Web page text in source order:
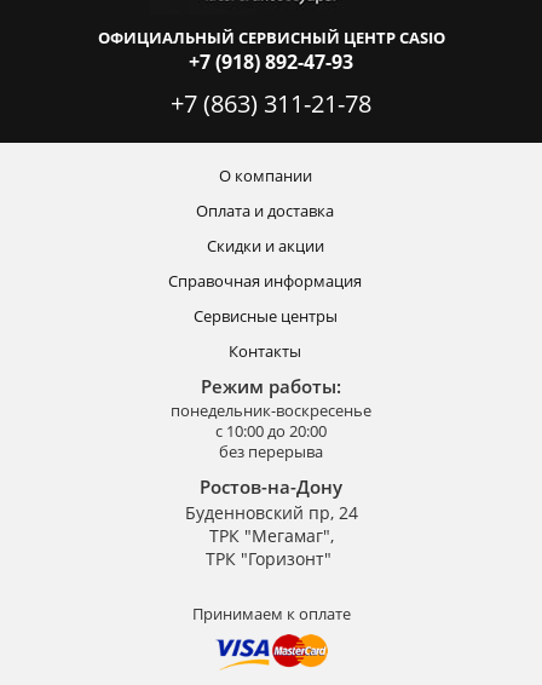
ОФИЦИАЛЬНЫЙ СЕРВИСНЫЙ ЦЕНТР CASIO
+7 (918) 892-47-93
+7 (863) 311-21-78
О компании
Оплата и доставка
Скидки и акции
Справочная информация
Сервисные центры
Контакты
Режим работы:
понедельник-воскресенье
с 10:00 до 20:00
без перерыва
Ростов-на-Дону
Буденновский пр, 24
ТРК "Мегамаг",
ТРК "Горизонт"
Принимаем к оплате